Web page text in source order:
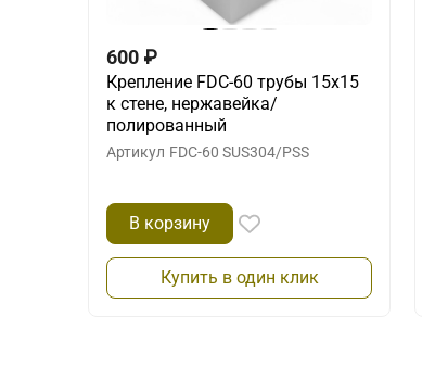
600 ₽
Крепление FDC-60 трубы 15х15
к стене, нержавейка/
полированный
Артикул FDC-60 SUS304/PSS
В корзину
Купить в один клик